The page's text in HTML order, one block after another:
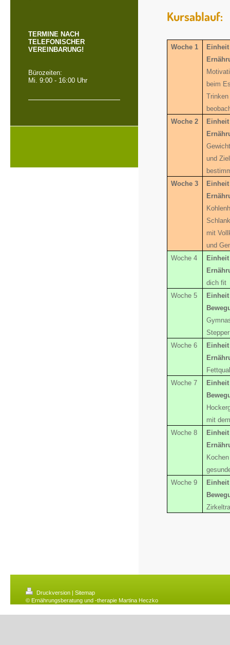
TERMINE NACH
TELEFONISCHER
VEREINBARUNG!
Bürozeiten:
Mi. 9:00 - 16:00 Uhr
Kursablauf:
Woche 1
beim
Trinken
Woche 2
und
Woche 3
mit
und
Woche 4
dich fit
Woche 5
Stepper
Woche 6
Woche 7
mit
Woche 8
Einheit
Woche 9
Druckversion | Sitemap
© Ernährungsberatung und -therapie Martina Heczko